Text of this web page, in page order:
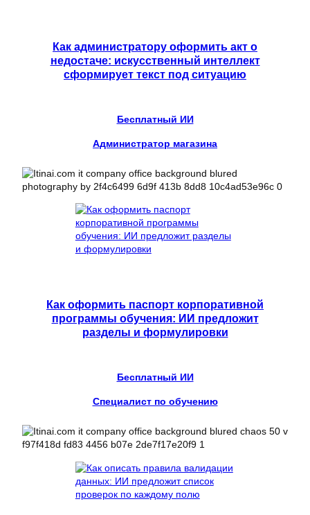
Как администратору оформить акт о
недостаче: искусственный интеллект
сформирует текст под ситуацию
Бесплатный ИИ
Администратор магазина
Как оформить паспорт корпоративной
программы обучения: ИИ предложит
разделы и формулировки
Бесплатный ИИ
Специалист по обучению